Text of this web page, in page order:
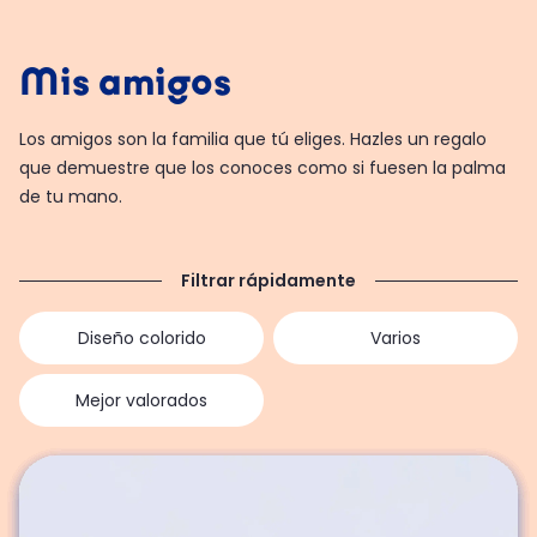
Mis amigos
Los amigos son la familia que tú eliges. Hazles un regalo
que demuestre que los conoces como si fuesen la palma
de tu mano.
Filtrar rápidamente
Diseño colorido Varios
Mejor valorados